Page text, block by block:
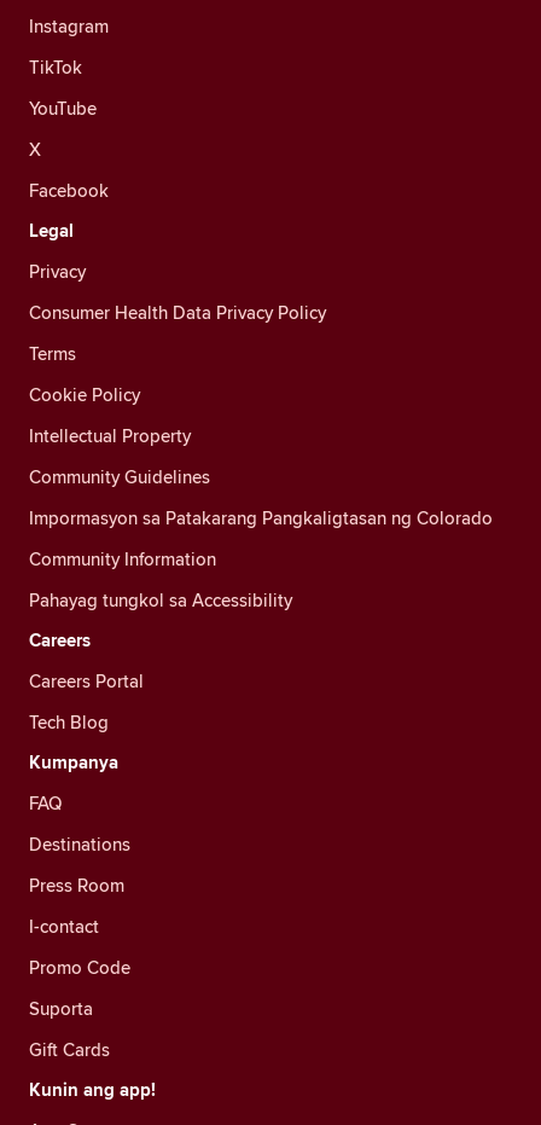
Instagram
TikTok
YouTube
X
Facebook
Legal
Privacy
Consumer Health Data Privacy Policy
Terms
Cookie Policy
Intellectual Property
Community Guidelines
Impormasyon sa Patakarang Pangkaligtasan ng Colorado
Community Information
Pahayag tungkol sa Accessibility
Careers
Careers Portal
Tech Blog
Kumpanya
FAQ
Destinations
Press Room
I-contact
Promo Code
Suporta
Gift Cards
Kunin ang app!